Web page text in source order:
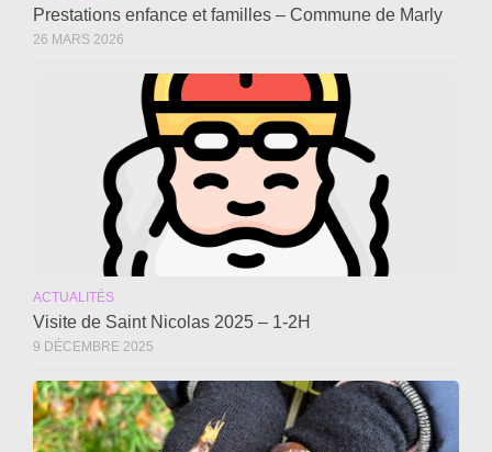
Prestations enfance et familles – Commune de Marly
26 MARS 2026
ACTUALITÉS
Visite de Saint Nicolas 2025 – 1-2H
9 DÉCEMBRE 2025